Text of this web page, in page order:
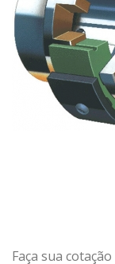
Faça sua cotação